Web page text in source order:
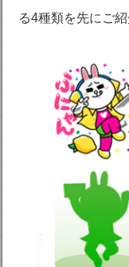
る4種類を先にご紹